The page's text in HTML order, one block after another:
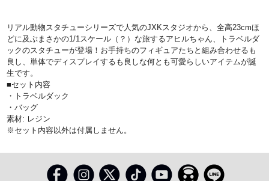
リアル動物スタチューシリーズで人気のJXKスタジオから、全高23cmほ
どに及ぶまさかの1/1スケール（？）な旅するアヒルちゃん、トラベルダ
ックのスタチューが登場！お手持ちのフィギュアたちと組み合わせるも
良し、単体でディスプレイするも良しな何とも可愛らしいアイテムが誕
生です。
■セット内容
・トラベルダック
・バッグ
素材: レジン
※セット内容以外は付属しません。